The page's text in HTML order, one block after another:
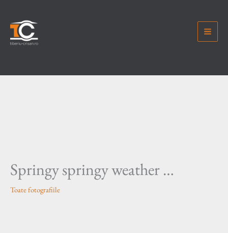
content
Springy springy weather …
Toate fotografiile